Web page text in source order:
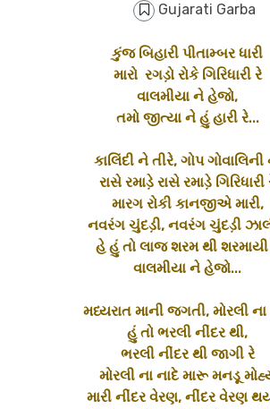
Gujarati Garba
કુંજ બિહારી પીતામ્બર ધારી
મારો રગડ઼ો રોકે ગિરિધારી રે
વાલમીયા ને હેજો,
તમો જીત્યા ને હું હારી રે...
કાલિંદી ને તીરે, ગોપ ગોવાલિની
રાસે રમાડ઼ે રાસે રમાડ઼ે ગિરિધારી
મારગ રોકી કાનજીએ મારી,
નવરંગ ચુંદડ઼ી, નવરંગ ચુંદડ઼ી
હે હું તો લાજ શરમ થી શરમાયી
વાલમીયા ને હેજો...
મધ્યરાત માની જગતી, મોરલી ના
હું તો ભરલી નીંદર થી,
ભરલી નીંદર થી જાગી રે
મોરલી ના નાદે મારૂ મનડૂ
મારી નીંદર વેરણ, નીંદર વેરણ